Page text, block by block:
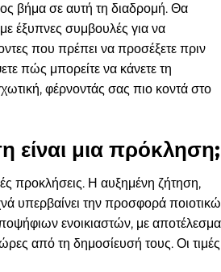
βήμα σε αυτή τη διαδρομή. Θα
έξυπνες συμβουλές για να
που πρέπει να προσέξετε πριν
πώς μπορείτε να κάνετε τη
φέρνοντάς σας πιο κοντά στο
είναι μια πρόκληση;
προκλήσεις. Η αυξημένη ζήτηση,
υπερβαίνει την προσφορά
ενοικιαστών, με αποτέλεσμα
από τη δημοσίευσή τους. Οι τιμές